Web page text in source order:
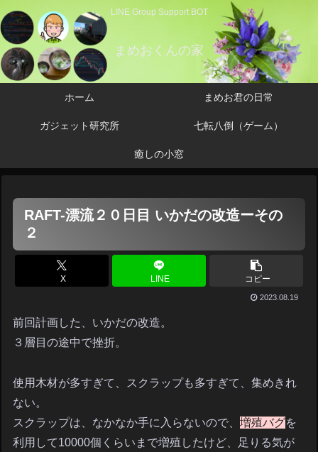
LINE Group Support BOT
まめおくんの家
ホーム まめお君の日常
ガジェット研究所 七転八倒（ゲーム）
癒しの小窓
RAFT-漂流２０日目 いかだの改造ーその
２
X LINE コピー
2023.08.19
前回計画した、いかだの改造。
３層目の途中で挫折。
使用木材が多すぎて、スクラップも多すぎて、集めきれ
ない。
スクラップは、なかなか手に入らないので、増殖バグを
利用して10000個くらいまで増殖したけど、足りる気が